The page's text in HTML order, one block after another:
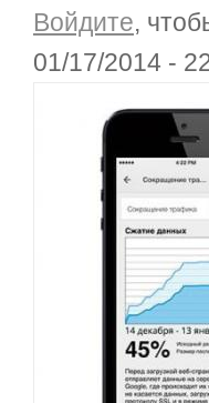
Войдите,
01/17/2014 -